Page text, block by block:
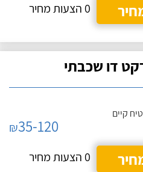
0 הצעות מחיר
דו שכבתי
קיים
₪35-120
0 הצעות מחיר